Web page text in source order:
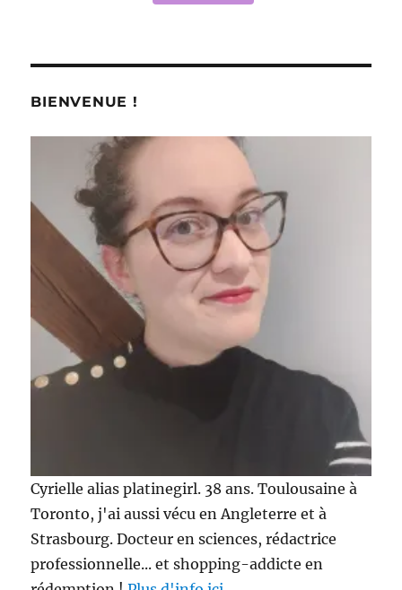
BIENVENUE !
Cyrielle alias platinegirl. 38 ans. Toulousaine à
Toronto, j'ai aussi vécu en Angleterre et à
Strasbourg. Docteur en sciences, rédactrice
professionnelle... et shopping-addicte en